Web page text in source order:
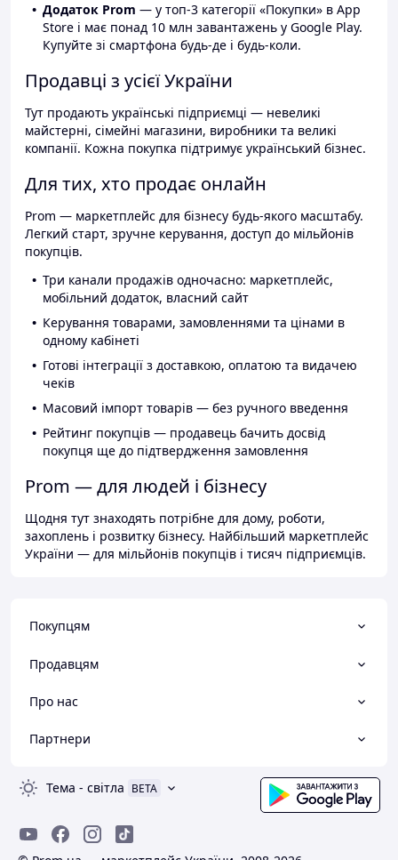
Додаток Prom — у топ-3 категорії «Покупки» в App
Store і має понад 10 млн завантажень у Google Play.
Купуйте зі смартфона будь-де і будь-коли.
Продавці з усієї України
Тут продають українські підприємці — невеликі
майстерні, сімейні магазини, виробники та великі
компанії. Кожна покупка підтримує український бізнес.
Для тих, хто продає онлайн
Prom — маркетплейс для бізнесу будь-якого масштабу.
Легкий старт, зручне керування, доступ до мільйонів
покупців.
Три канали продажів одночасно: маркетплейс,
мобільний додаток, власний сайт
Керування товарами, замовленнями та цінами в
одному кабінеті
Готові інтеграції з доставкою, оплатою та видачею
чеків
Масовий імпорт товарів — без ручного введення
Рейтинг покупців — продавець бачить досвід
покупця ще до підтвердження замовлення
Prom — для людей і бізнесу
Щодня тут знаходять потрібне для дому, роботи,
захоплень і розвитку бізнесу. Найбільший маркетплейс
України — для мільйонів покупців і тисяч підприємців.
Покупцям
Продавцям
Про нас
Партнери
Тема - світла BETA